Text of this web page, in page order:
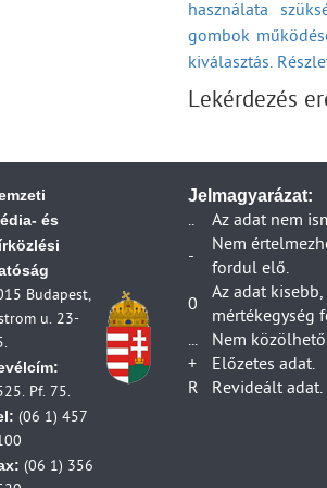
A távközlési
(2002-2009)
A távközlési
szerződéssel
A távközlési
A távközlési
(2002-2009)
A távközlési
(2002-2009)
A távközlési
(2002-2009)
Piacfelügyeleti
Piacfelügyeleti
Postai
Berendezés-
2001)
Nyilvántartott -
szolgáltatás -
szolgáltatás -
szolgáltatás -
Nyilvántartott -
szolgáltatás -
Nyilvántartott -
szolgáltatás -
Nyilvántartott -
szolgáltatás -
Nyilvántartott -
használata
gombok
kiválasztás.
Lekérdezés
és
Budapest,
u. 23-
Pf. 75.
(06 1) 457
(06 1) 356
Jelmagyarázat:
..
Az adat nem
-
Nem
fordul elő.
0
Az adat
mértékegység
...
Nem
+
Előzetes adat.
R
Revideált adat.